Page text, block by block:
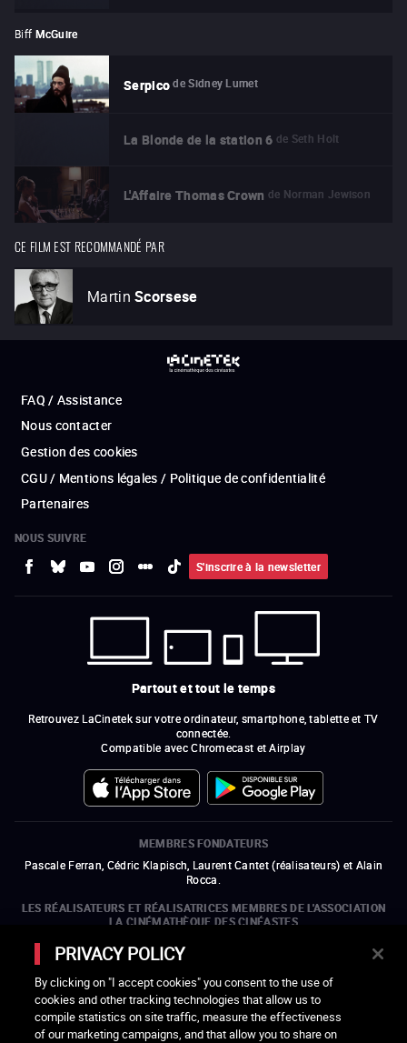
Biff McGuire
Serpico de Sidney Lumet
La Blonde de la station 6 de Seth Holt
L'Affaire Thomas Crown de Norman Jewison
CE FILM EST RECOMMANDÉ PAR
Martin Scorsese
FAQ / Assistance
Nous contacter
Gestion des cookies
CGU / Mentions légales / Politique de confidentialité
Partenaires
NOUS SUIVRE
S'inscrire à la newsletter
Partout et tout le temps
Retrouvez LaCinetek sur votre ordinateur, smartphone, tablette et TV
connectée.
Compatible avec Chromecast et Airplay
MEMBRES FONDATEURS
Pascale Ferran, Cédric Klapisch, Laurent Cantet (réalisateurs) et Alain
Rocca.
LES RÉALISATEURS ET RÉALISATRICES MEMBRES DE L'ASSOCIATION
LA CINÉMATHÈQUE DES CINÉASTES
Olivier Assayas, Bertrand Bonello, Michel Hazanavicius (représentant de
l'ARP), Rebecca Zlotowski et Mikael Buch (représentant de la SRF)
LES ORGANISMES MEMBRES DE L'ASSOCIATION LA CINÉMATHÈQUE
DES CINÉASTES
PRIVACY POLICY
By clicking on "I accept cookies" you consent to the use of
cookies and other tracking technologies that allow us to
compile statistics on site traffic, measure the effectiveness
of our marketing campaigns, and that allow you to share on